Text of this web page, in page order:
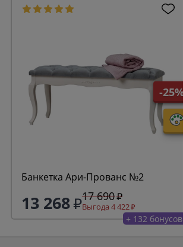
-25%
Банкетка Ари-Прованс №2
13 268 17 690
Выгода 4 422
+ 132 бонусов